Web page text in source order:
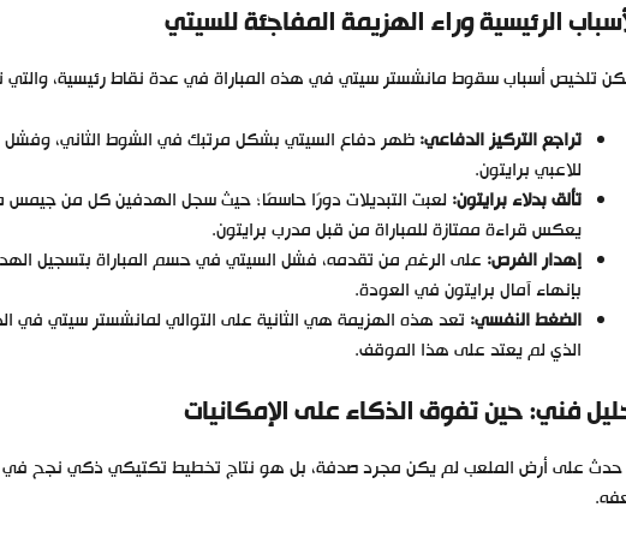
الرئيسية وراء الهزيمة المفاجئة للسيتي
تلخيص أسباب سقوط مانشستر سيتي في هذه المباراة في عدة نقاط رئيسية،
تراجع التركيز الدفاعي:ظهر دفاع السيتي بشكل مرتبك في الشوط الثاني، وفشل
للاعبي برايتون.
تألق بدلاء برايتون: لعبت التبديلات دورًا حاسمًا؛ حيث سجل الهدفين كل من جيمس
يعكس قراءة ممتازة للمباراة من قبل مدرب برايتون.
إهدار الفرص: على الرغم من تقدمه، فشل السيتي في حسم المباراة بتسجيل
بإنهاء آمال برايتون في العودة.
الضغط النفسي: تعد هذه الهزيمة هي الثانية على التوالي لمانشستر سيتي في
الذي لم يعتد على هذا الموقف.
فني: حين تفوق الذكاء على الإمكانيات
حدث على أرض الملعب لم يكن مجرد صدفة، بل هو نتاج تخطيط تكتيكي ذكي نجح في